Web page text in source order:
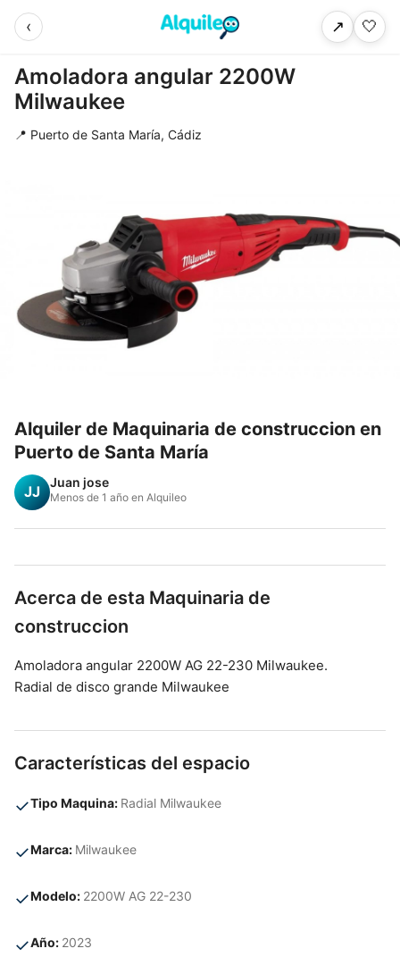
‹ ↗ 🤍
Amoladora angular 2200W
Milwaukee
📍 Puerto de Santa María, Cádiz
Alquiler de Maquinaria de construccion en
Puerto de Santa María
JJ
Juan jose
Menos de 1 año en Alquileo
Acerca de esta Maquinaria de
construccion
Amoladora angular 2200W AG 22-230 Milwaukee.
Radial de disco grande Milwaukee
Características del espacio
✓Tipo Maquina: Radial Milwaukee
✓Marca: Milwaukee
✓Modelo: 2200W AG 22-230
✓Año: 2023